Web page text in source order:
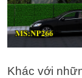
Khác với